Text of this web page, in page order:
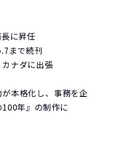
に昇任
まで続刊
ナダに出張
本格化し、事務を企
年』の制作に